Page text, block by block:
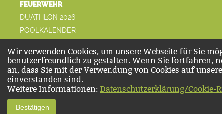
FEUERWEHR
DUATHLON 2026
POOLKALENDER
Wir verwenden Cookies, um unsere Webseite für Sie
benutzerfreundlich zu gestalten. Wenn Sie fortfahren,
an, dass Sie mit der Verwendung von Cookies auf
einverstanden sind.
Weitere Informationen: Datenschutzerklärung/Cookie-
Bestätigen